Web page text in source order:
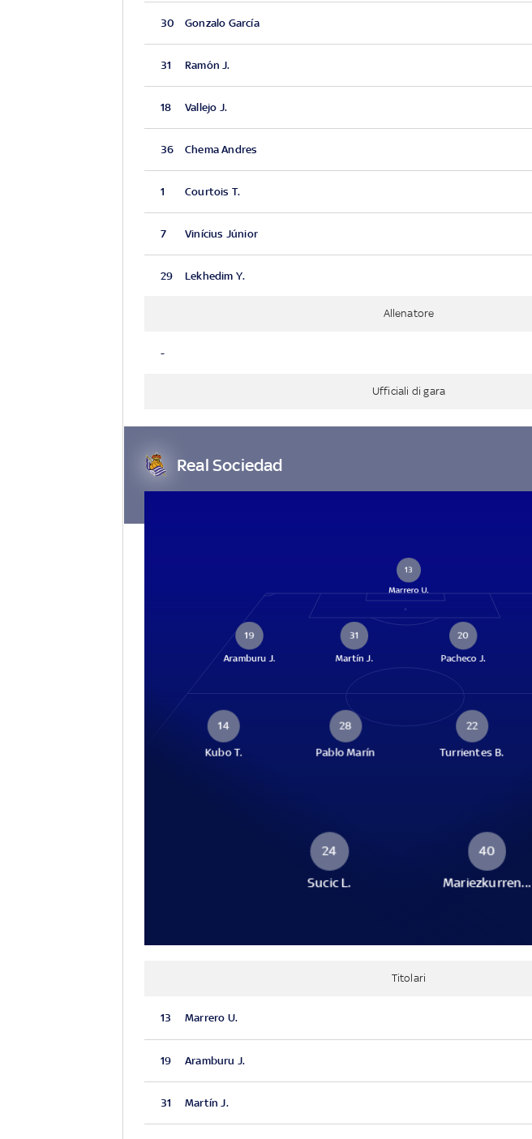
30 Gonzalo García
31 Ramón J.
18 Vallejo J.
36 Chema Andres
1 Courtois T.
7 Vinícius Júnior
29 Lekhedim Y.
Allenatore
-
Ufficiali di gara
Real Sociedad
13
Marrero U.
19
Aramburu J.
31
Martín J.
20
Pacheco J.
14
Kubo T.
28
Pablo Marín
22
Turrientes B.
24
Sucic L.
40
Mariezkurren...
Titolari
13 Marrero U.
19 Aramburu J.
31 Martín J.